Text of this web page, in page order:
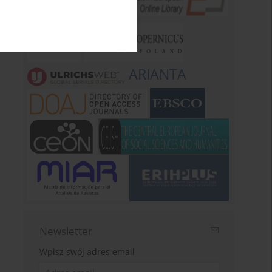
ARIANTA
Newsletter
Wpisz swój adres email